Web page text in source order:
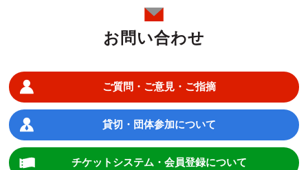
お問い合わせ
ご質問・ご意見・ご指摘
貸切・団体参加について
チケットシステム・会員登録について